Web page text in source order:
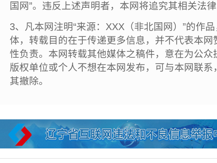
国网”。违反上述声明者，本网将追究其相关法
3、凡本网注明“来源：XXX（非北国网）”的作
体，转载目的在于传递更多信息，并不代表本
性负责。本网转载其他媒体之稿件，意在为公
版权单位或个人不想在本网发布，可与本网联
其撤除。